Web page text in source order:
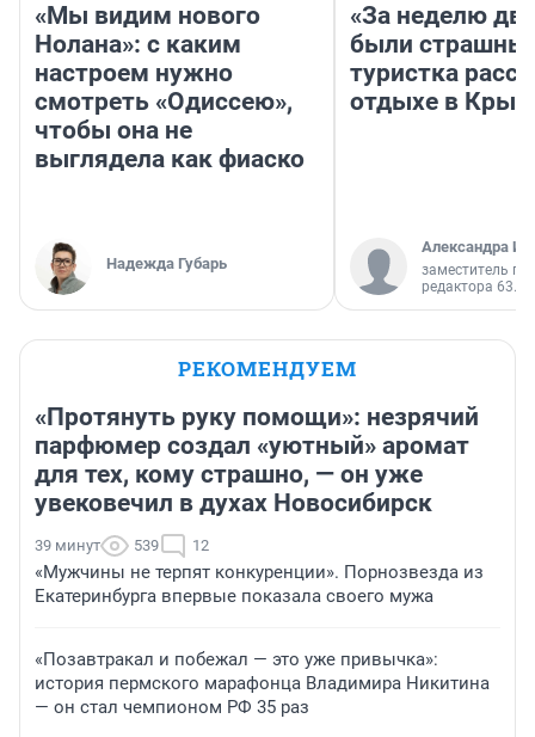
«Мы видим нового
Нолана»: с каким
настроем нужно
смотреть «Одиссею»,
чтобы она не
выглядела как фиаско
Надежда Губарь
«За неделю
были
туристка
отдыхе в
Александра
заместитель
редактора 63.RU
РЕКОМЕНДУЕМ
«Протянуть руку помощи»: незрячий
парфюмер создал «уютный» аромат
для тех, кому страшно, — он уже
увековечил в духах Новосибирск
39 минут 539 12
«Мужчины не терпят конкуренции». Порнозвезда из
Екатеринбурга впервые показала своего мужа
«Позавтракал и побежал — это уже привычка»:
история пермского марафонца Владимира Никитина
— он стал чемпионом РФ 35 раз